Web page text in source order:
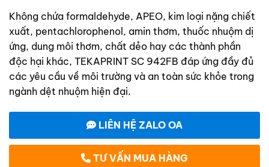
Không chứa formaldehyde, APEO, kim loại nặng chiết
xuất, pentachlorophenol, amin thơm, thuốc nhuộm dị
ứng, dung môi thơm, chất dẻo hay các thành phần
độc hại khác, TEKAPRINT SC 942FB đáp ứng đầy đủ
các yêu cầu về môi trường và an toàn sức khỏe trong
ngành dệt nhuộm hiện đại.
LIÊN HỆ ZALO OA
TƯ VẤN MUA HÀNG